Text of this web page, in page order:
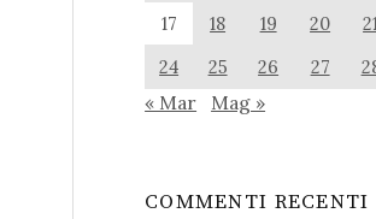
17
18 19 20
24
25 26 27
« Mar Mag »
COMMENTI RECENTI